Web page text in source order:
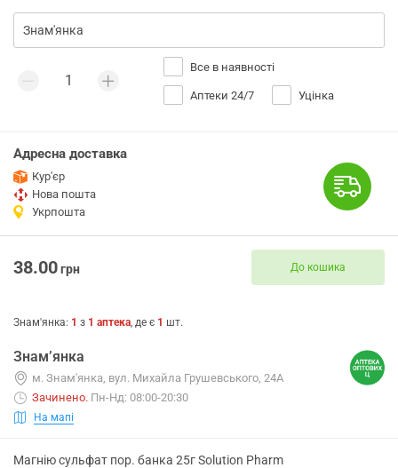
Все в наявності
Аптеки 24/7 Уцінка
Адресна доставка
Кур'єр
Нова пошта
Укрпошта
38.00грн До кошика
Знам'янка: 1 з 1 аптека, де є 1 шт.
Знам’янка
м. Знам'янка, вул. Михайла Грушевського, 24А
Зачинено. Пн-Нд: 08:00-20:30
На мапі
Магнію сульфат пор. банка 25г Solution Pharm